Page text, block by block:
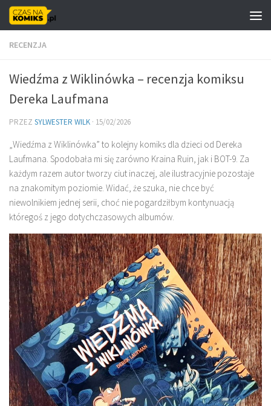
Skip to content
RECENZJA
Wiedźma z Wiklinówka – recenzja komiksu
Dereka Laufmana
PRZEZ SYLWESTER WILK · 15/02/2026
„Wiedźma z Wiklinówka” to kolejny komiks dla dzieci od Dereka
Laufmana. Spodobała mi się zarówno Kraina Ruin, jak i BOT-9. Za
każdym razem autor tworzy ciut inaczej, ale ilustracyjnie pozostaje
na znakomitym poziomie. Widać, że szuka, nie chce być
niewolnikiem jednej serii, choć nie pogardziłbym kontynuacją
któregoś z jego dotychczasowych albumów.